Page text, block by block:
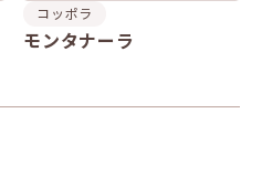
コッポラ
モンタナーラ